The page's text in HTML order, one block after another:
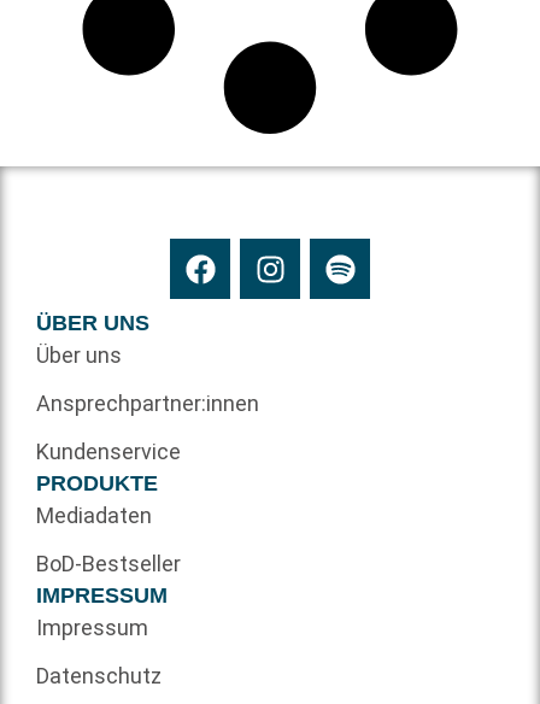
ÜBER UNS
Über uns
Ansprechpartner:innen
Kundenservice
PRODUKTE
Mediadaten
BoD-Bestseller
IMPRESSUM
Impressum
Datenschutz